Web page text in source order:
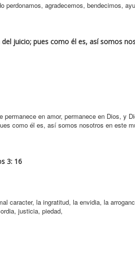
perdonamos, agradecemos, bendecimos,
juicio; pues como él es, así somos
en amor, permanece en Dios, y
como él es, así somos nosotros en este
3: 16
caracter, la ingratitud, la envidia, la
justicia, piedad,